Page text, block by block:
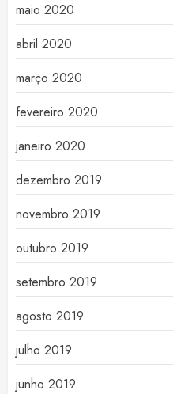
maio 2020
abril 2020
março 2020
fevereiro 2020
janeiro 2020
dezembro 2019
novembro 2019
outubro 2019
setembro 2019
agosto 2019
julho 2019
junho 2019